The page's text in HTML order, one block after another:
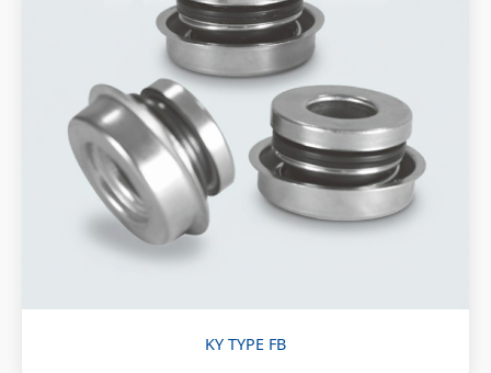
KY TYPE FB